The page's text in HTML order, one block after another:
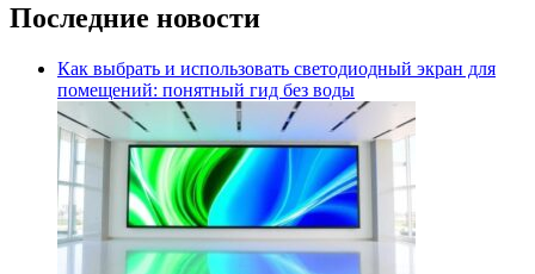
Последние новости
Как выбрать и использовать светодиодный экран для
помещений: понятный гид без воды